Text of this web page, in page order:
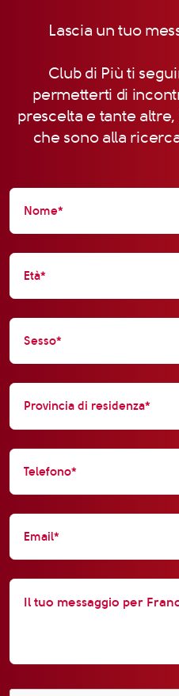
Lascia un tuo
Club di Più ti
permetterti di
prescelta e tante
che sono alla